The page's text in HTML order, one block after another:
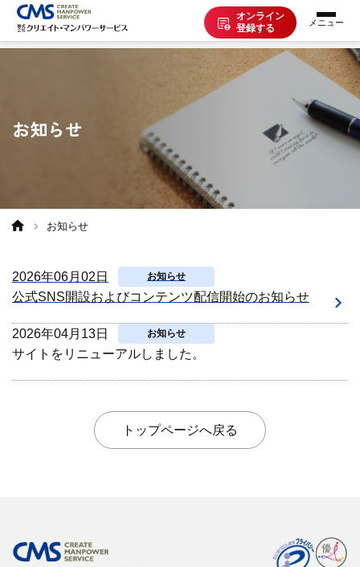
オンライン
登録する
派遣で働く
企業の方へ
CMSについて
オンライン登録する お問い合わせ
お知らせ
お知らせ
2026年06月02日 お知らせ
公式SNS開設およびコンテンツ配信開始のお知らせ
2026年04月13日 お知らせ
サイトをリニューアルしました。
トップページへ戻る